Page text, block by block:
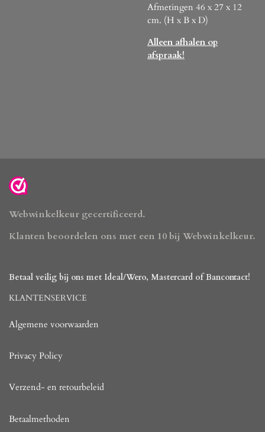
Afmetingen 46 x 27 x 12
cm. (H x B x D)
Alleen afhalen op
afspraak!
Webwinkelkeur gecertificeerd.
Klanten beoordelen ons met een 10 bij Webwinkelkeur.
Betaal veilig bij ons met Ideal/Wero, Mastercard of Bancontact!
KLANTENSERVICE
Algemene voorwaarden
Privacy Policy
Verzend- en retourbeleid
Betaalmethoden